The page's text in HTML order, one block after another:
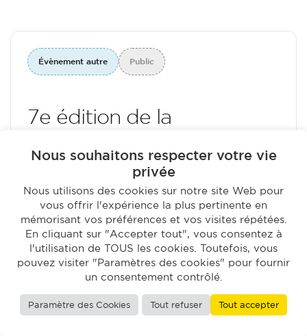
Évènement autre Public
7e édition de la
04/04/2022 13h00 - 17h30
Auditorium de Lyon
Ajouter à mon calendrier
En savoir plus
Nous souhaitons respecter votre vie
privée
Nous utilisons des cookies sur notre site Web pour
vous offrir l'expérience la plus pertinente en
mémorisant vos préférences et vos visites répétées.
En cliquant sur "Accepter tout", vous consentez à
l'utilisation de TOUS les cookies. Toutefois, vous
pouvez visiter "Paramètres des cookies" pour fournir
un consentement contrôlé.
Paramètre des Cookies Tout refuser Tout accepter